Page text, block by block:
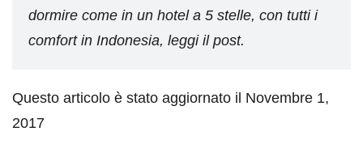
dormire come in un hotel a 5 stelle, con tutti i
comfort in Indonesia, leggi il post.
Questo articolo è stato aggiornato il Novembre 1,
2017